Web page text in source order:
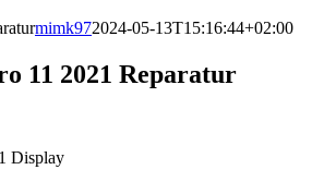
mimk972024-05-13T15:16:44+02:00
11 2021 Reparatur
Display